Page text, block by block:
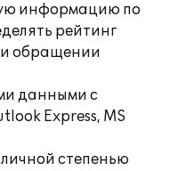
информацию по
рейтинг
обращении
данными с
Express, MS
степенью